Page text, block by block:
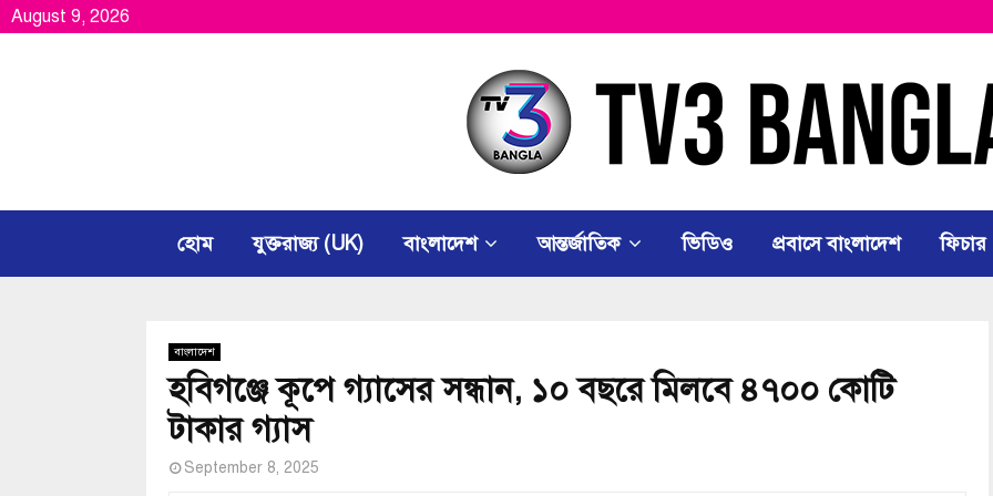
August 9, 2026
হোম যুক্তরাজ্য (UK) বাংলাদেশ আন্তর্জাতিক ভিডিও প্রবাসে বাংলাদেশ ফিচার
বাংলাদেশ
হবিগঞ্জে কূপে গ্যাসের সন্ধান, ১০ বছরে মিলবে ৪৭০০ কোটি
টাকার গ্যাস
September 8, 2025